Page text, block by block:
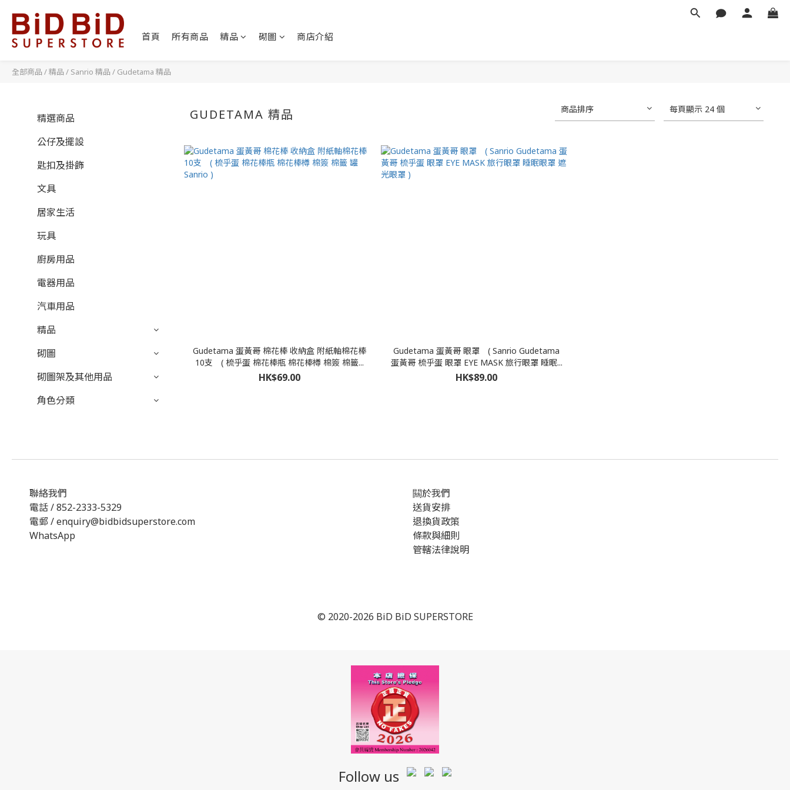
首頁 所有商品 精品 砌圖 商店介紹
全部商品 /精品 / Sanrio 精品 / Gudetama 精品
精選商品
公仔及擺設
匙扣及掛飾
文具
居家生活
玩具
廚房用品
電器用品
汽車用品
精品
砌圖
砌圖架及其他用品
角色分類
GUDETAMA 精品 商品排序 每頁顯示 24 個
Gudetama 蛋黃哥 棉花棒 收納盒 附紙軸棉花棒
10支 ( 梳乎蛋 棉花棒瓶 棉花棒樽 棉簽 棉籤...
HK$69.00
Gudetama 蛋黃哥 眼罩 ( Sanrio Gudetama
蛋黃哥 梳乎蛋 眼罩 EYE MASK 旅行眼罩 睡眠...
HK$89.00
聯絡我們
電話 / 852-2333-5329
電郵 / enquiry@bidbidsuperstore.com
WhatsApp
闗於我們
送貨安排
退換貨政策
條款與細則
管轄法律說明
© 2020-2026 BiD BiD SUPERSTORE
Follow us